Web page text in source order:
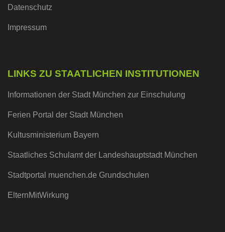
Datenschutz
Impressum
LINKS ZU STAATLICHEN INSTITUTIONEN
Informationen der Stadt München zur Einschulung
Ferien Portal der Stadt München
Kultusministerium Bayern
Staatliches Schulamt der Landeshauptstadt München
Stadtportal muenchen.de Grundschulen
ElternMitWirkung